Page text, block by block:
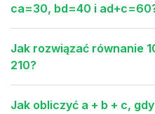
ca=30, bd=40 i
Jak rozwiązać równanie
210?
Jak obliczyć a + b + c,